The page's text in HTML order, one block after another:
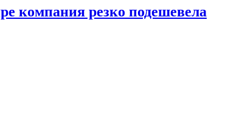
компания резко подешевела